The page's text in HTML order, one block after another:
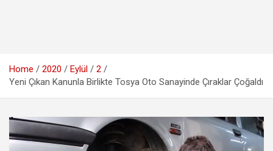
Home 2020 Eylül
2
Yeni Çıkan Kanunla Birlikte Tosya Oto Sanayinde Çıraklar Çoğaldı